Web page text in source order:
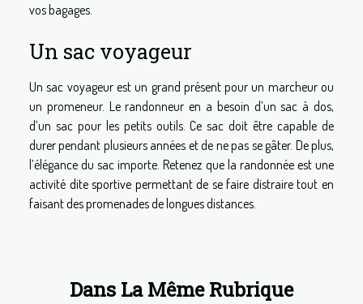
vos bagages.
Un sac voyageur
Un sac voyageur est un grand présent pour un marcheur ou
un promeneur. Le randonneur en a besoin d’un sac à dos,
d’un sac pour les petits outils. Ce sac doit être capable de
durer pendant plusieurs années et de ne pas se gâter. De plus,
l’élégance du sac importe. Retenez que la randonnée est une
activité dite sportive permettant de se faire distraire tout en
faisant des promenades de longues distances.
Dans La Même Rubrique